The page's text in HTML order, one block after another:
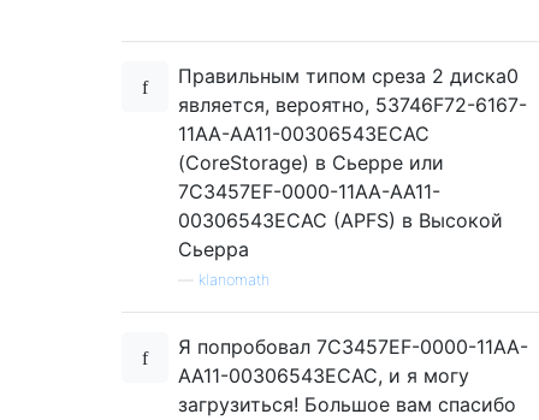
Правильным типом среза 2 диска0
является, вероятно, 53746F72-6167-
11AA-AA11-00306543ECAC
(CoreStorage) в Сьерре или
7C3457EF-0000-11AA-AA11-
00306543ECAC (APFS) в Высокой
Сьерра
klanomath
Я попробовал 7C3457EF-0000-11AA-
AA11-00306543ECAC, и я могу
загрузиться! Большое вам спасибо